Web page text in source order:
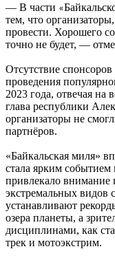
— В части «
тем, что
провести. Хорошего
точно не будет, —
Отсутствие
проведения
2023 года, отвечая на
глава республики
организаторы не
партнёров.
«Байкальская миля»
стала ярким
привлекало
экстремальных видов
устанавливают
озера планеты, а
дисциплинами, как
трек и мотоэкстрим.